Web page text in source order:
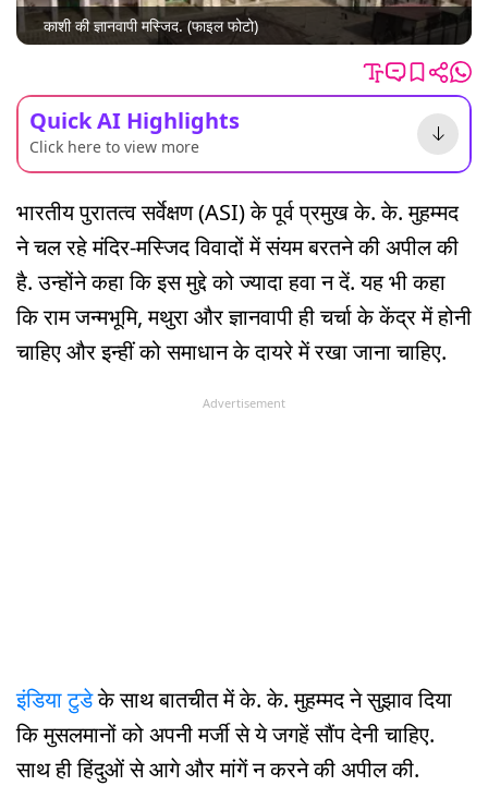
काशी की ज्ञानवापी मस्जिद. (फाइल फोटो)
Quick AI Highlights
Click here to view more
भारतीय पुरातत्व सर्वेक्षण (ASI) के पूर्व प्रमुख के. के. मुहम्मद
ने चल रहे मंदिर-मस्जिद विवादों में संयम बरतने की अपील की
है. उन्होंने कहा कि इस मुद्दे को ज्यादा हवा न दें. यह भी कहा
कि राम जन्मभूमि, मथुरा और ज्ञानवापी ही चर्चा के केंद्र में होनी
चाहिए और इन्हीं को समाधान के दायरे में रखा जाना चाहिए.
Advertisement
इंडिया टुडेके साथ बातचीत में के. के. मुहम्मद ने सुझाव दिया
कि मुसलमानों को अपनी मर्जी से ये जगहें सौंप देनी चाहिए.
साथ ही हिंदुओं से आगे और मांगें न करने की अपील की.